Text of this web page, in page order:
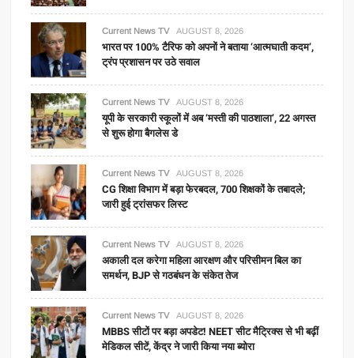
Current News TV AUGUST 8, 2026
भारत पर 100% टैरिफ को अपनों ने बताया ‘आत्मघाती कदम’,
ट्रंप प्रशासन पर उठे सवाल
Current News TV AUGUST 8, 2026
यूपी के सरकारी स्कूलों में अब ‘मस्ती की पाठशाला’, 22 अगस्त
से शुरू होगा बैगलेस डे
Current News TV AUGUST 8, 2026
CG शिक्षा विभाग में बड़ा फेरबदल, 700 शिक्षकों के तबादले;
जारी हुई ट्रांसफर लिस्ट
Current News TV AUGUST 8, 2026
अकाली दल करेगा महिला आरक्षण और परिसीमन बिल का
समर्थन, BJP से गठबंधन के संकेत तेज
Current News TV AUGUST 8, 2026
MBBS सीटों पर बड़ा अपडेट! NEET सीट मैट्रिक्स से भी बढ़ीं
मेडिकल सीटें, केंद्र ने जारी किया नया ब्योरा